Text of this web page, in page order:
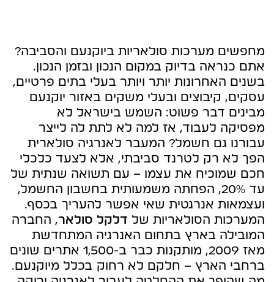
מחפשים מערכות סולאריות ביוקנעם והסביבה?
אתם כנראה בדיוק במקום הנכון ובזמן הנכון.
בשנים האחרונות יותר ויותר בעלי בתים פרטיים,
עסקים, קיבוצים ובעלי משקים באזור יוקנעם
מבינים דבר פשוט: השמש בישראל לא
מפסיקה לעבוד, אז למה לא לתת לה לייצר
עבורנו גם חשמל? המעבר לאנרגיה סולארית
הפך לא רק לטרנד סביבתי, אלא לצעד כלכלי
חכם שמוכיח את עצמו – עם תשואה שנתית של
עד 20%, הפחתה משמעותית בחשבון החשמל,
ועצמאות אנרגטית שאי אפשר להעריך בכסף.
המערכות הסולאריות של דלקל סולאר, החברה
המובילה בארץ בתחום האנרגיה המתחדשת
מאז 2009, מותקנות כבר ב-1,500 אתרים שונים
ברחבי הארץ – חלקם לא רחוק בכלל מיוקנעם.